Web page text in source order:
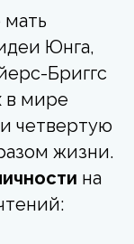
Юнга,
Бриггс
в мире
четвертую
жизни.
на